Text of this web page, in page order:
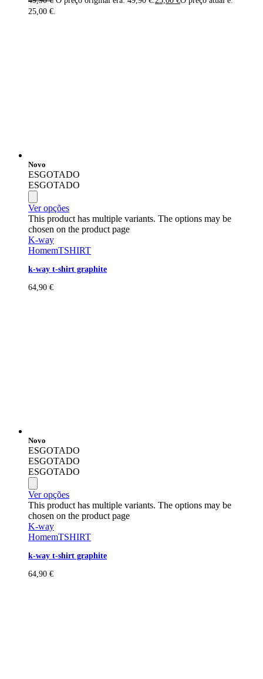
25,00 €.
Novo
ESGOTADO
ESGOTADO
Ver opções
This product has multiple variants. The options may be
chosen on the product page
K-way
HomemTSHIRT
k-way t-shirt graphite
64,90 €
Novo
ESGOTADO
ESGOTADO
ESGOTADO
Ver opções
This product has multiple variants. The options may be
chosen on the product page
K-way
HomemTSHIRT
k-way t-shirt graphite
64,90 €